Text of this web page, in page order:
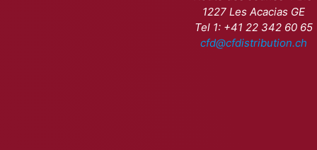
1227 Les Acacias GE
Tel 1: +41 22 342 60 65
cfd@cfdistribution.ch